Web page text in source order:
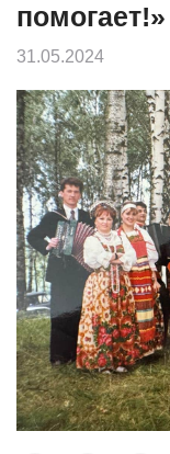
помогает!»
31.05.2024